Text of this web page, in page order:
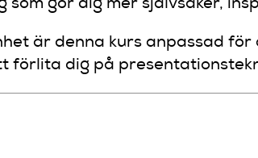
gör dig mer självsäker,
är denna kurs anpassad
förlita dig på